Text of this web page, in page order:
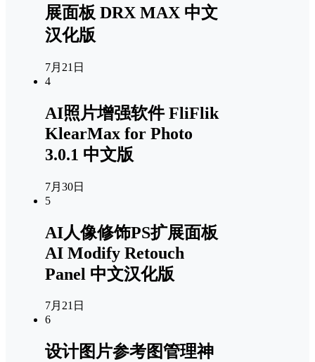
展面板 DRX MAX 中文
汉化版
7月21日
4
AI照片增强软件 FliFlik
KlearMax for Photo
3.0.1 中文版
7月30日
5
AI人像修饰PS扩展面板
AI Modify Retouch
Panel 中文汉化版
7月21日
6
设计图片参考图管理神